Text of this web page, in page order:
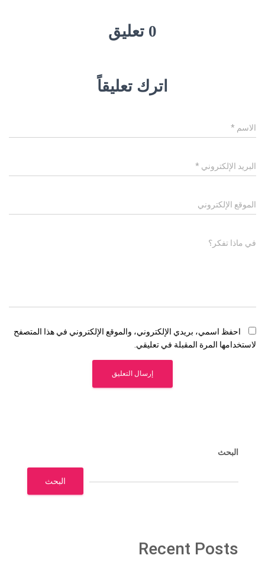
0 تعليق
اترك تعليقاً
الاسم *
البريد الإلكتروني *
الموقع الإلكتروني
في ماذا تفكر؟
احفظ اسمي، بريدي الإلكتروني، والموقع الإلكتروني في هذا المتصفح
لاستخدامها المرة المقبلة في تعليقي.
البحث
البحث
Recent Posts